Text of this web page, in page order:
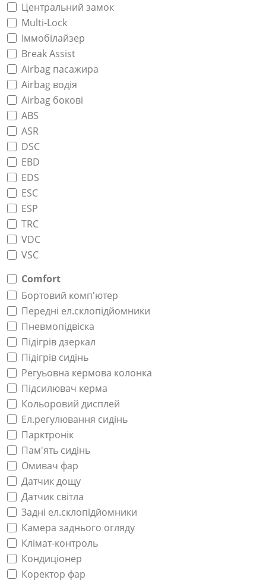
Центральний замок
Multi-Lock
Іммобілайзер
Break Assist
Airbag пасажира
Airbag водія
Airbag бокові
ABS
ASR
DSC
EBD
EDS
ESC
ESP
TRC
VDC
VSC
Comfort
Бортовий комп'ютер
Передні ел.склопідйомники
Пневмопідвіска
Підігрів дзеркал
Підігрів сидінь
Регуьовна кермова колонка
Підсилювач керма
Кольоровий дисплей
Ел.регулювання сидінь
Парктронік
Пам'ять сидінь
Омивач фар
Датчик дощу
Датчик світла
Задні ел.склопідйомники
Камера заднього огляду
Клімат-контроль
Кондиціонер
Коректор фар